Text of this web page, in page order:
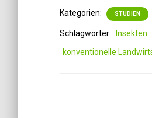
Kategorien: STUDIEN
Schlagwörter: Insekten
konventionelle